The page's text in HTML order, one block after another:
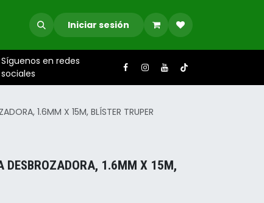
Iniciar sesión
Síguenos en redes
sociales
1.6MM X 15M, BLÍSTER TRUPER
DESBROZADORA, 1.6MM X 15M,